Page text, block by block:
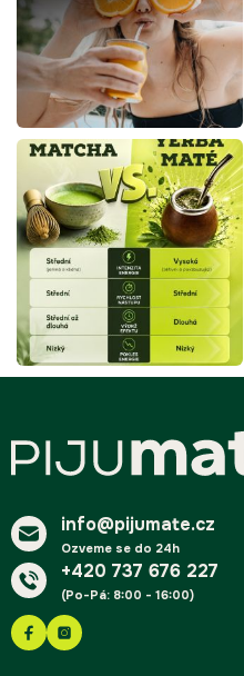
p
info@pijumate.cz
Ozveme se do 24h
+420 737 676 227
(Po-Pá: 8:00 - 16:00)